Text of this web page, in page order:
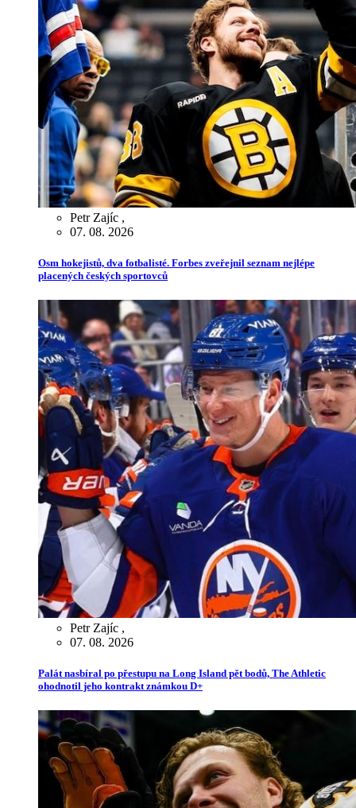
Petr Zajíc ,
07. 08. 2026
Osm hokejistů, dva fotbalisté. Forbes zveřejnil seznam nejlépe
placených českých sportovců
Petr Zajíc ,
07. 08. 2026
Palát nasbíral po přestupu na Long Island pět bodů, The Athletic
ohodnotil jeho kontrakt známkou D+